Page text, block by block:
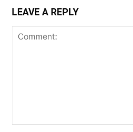
LEAVE A REPLY